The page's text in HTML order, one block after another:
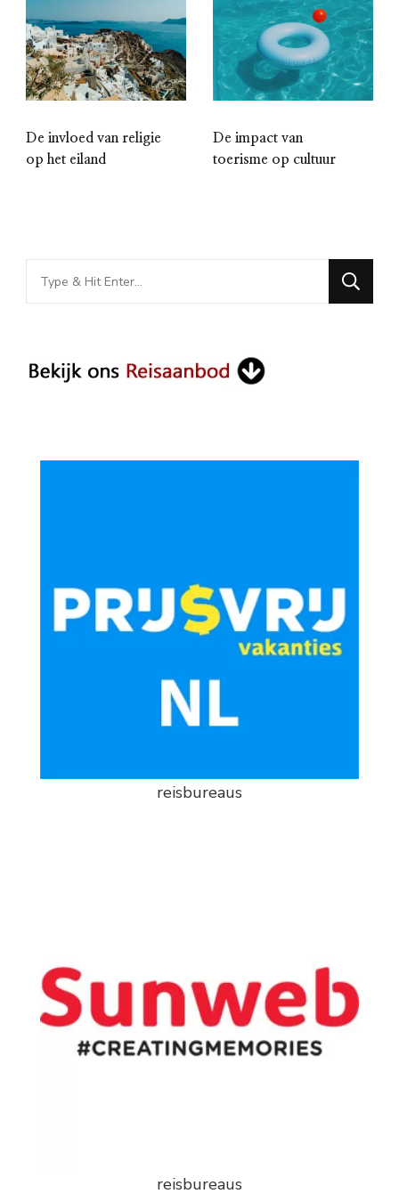
De invloed van religie
op het eiland
De impact van
toerisme op cultuur
Looking
for
reisbureaus
reisbureaus